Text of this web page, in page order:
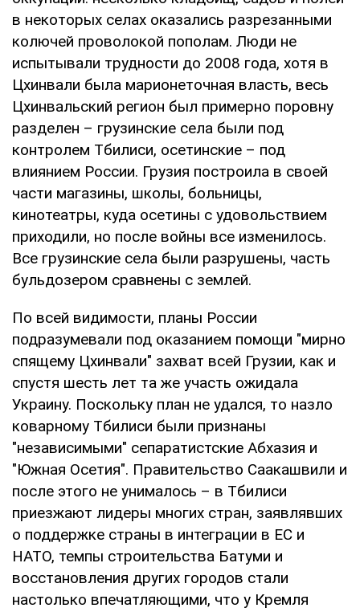
в некоторых селах оказались разрезанными
колючей проволокой пополам. Люди не
испытывали трудности до 2008 года, хотя в
Цхинвали была марионеточная власть, весь
Цхинвальский регион был примерно поровну
разделен – грузинские села были под
контролем Тбилиси, осетинские – под
влиянием России. Грузия построила в своей
части магазины, школы, больницы,
кинотеатры, куда осетины с удовольствием
приходили, но после войны все изменилось.
Все грузинские села были разрушены, часть
бульдозером сравнены с землей.
По всей видимости, планы России
подразумевали под оказанием помощи "мирно
спящему Цхинвали" захват всей Грузии, как и
спустя шесть лет та же участь ожидала
Украину. Поскольку план не удался, то назло
коварному Тбилиси были признаны
"независимыми" сепаратистские Абхазия и
"Южная Осетия". Правительство Саакашвили и
после этого не унималось – в Тбилиси
приезжают лидеры многих стран, заявлявших
о поддержке страны в интеграции в ЕС и
НАТО, темпы строительства Батуми и
восстановления других городов стали
настолько впечатляющими, что у Кремля